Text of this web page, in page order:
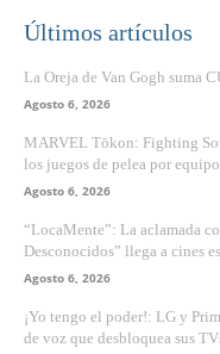
Últimos artículos
La Oreja de Van Gogh suma
Agosto 6, 2026
MARVEL Tōkon: Fighting
los juegos de pelea por
Agosto 6, 2026
“LocaMente”: La aclamada
Desconocidos” llega a cines
Agosto 6, 2026
¡Yo tengo el poder!: LG y
de voz que desbloquea sus